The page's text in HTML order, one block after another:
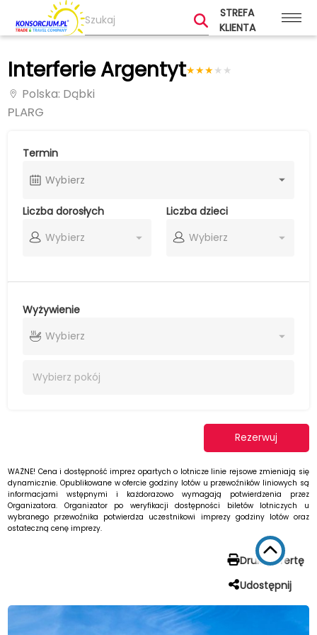
STREFA
KLIENTA
Interferie Argentyt ★
★
★
★
★
Polska: Dąbki
PLARG
Termin
Wybierz
Liczba dorosłych
Wybierz
Liczba dzieci
Wybierz
Wyżywienie
Wybierz
Wybierz pokój
Rezerwuj
WAŻNE! Cena i dostępność imprez opartych o lotnicze linie rejsowe zmieniają się
dynamicznie. Opublikowane w ofercie godziny lotów u przewoźników liniowych są
informacjami wstępnymi i każdorazowo wymagają potwierdzenia przez
Organizatora. Organizator po weryfikacji dostępności biletów lotniczych u
wybranego przewoźnika potwierdza uczestnikowi imprezy godziny lotów oraz
ostateczną cenę imprezy.
Drukuj ofertę
Udostępnij